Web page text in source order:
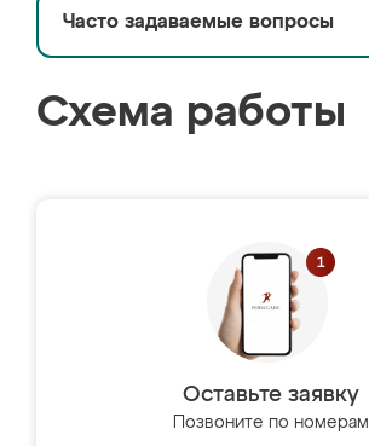
Часто задаваемые вопросы
Схема работы
Оставьте заявку
Позвоните по номерам